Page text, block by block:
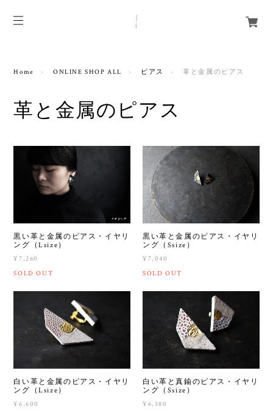
Home ONLINE SHOP ALL ピアス 革と金属のピアス
革と金属のピアス
黒い革と金属のピアス・イヤリ
ング（Lsize）
¥7,260
SOLD OUT
黒い革と金属のピアス・イヤリ
ング（Ssize）
¥7,040
SOLD OUT
白い革と金属のピアス・イヤリ
ング（Lsize）
¥6,600
白い革と真鍮のピアス・イヤリ
ング（Ssize）
¥6,380